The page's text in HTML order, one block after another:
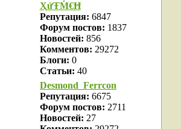
ҲửŦṀ€Ħ
Репутация: 6847
Форум постов: 1837
Новостей: 856
Комментов: 29272
Блоги: 0
Статьи: 40
Desmond_Ferrcon
Репутация: 6675
Форум постов: 2711
Новостей: 27